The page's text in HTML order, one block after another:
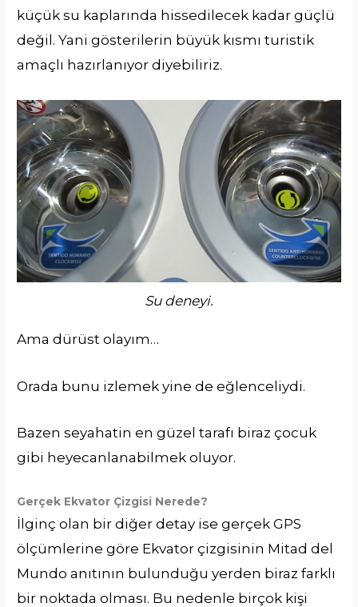
küçük su kaplarında hissedilecek kadar güçlü
değil. Yani gösterilerin büyük kısmı turistik
amaçlı hazırlanıyor diyebiliriz.
Su deneyi.
Ama dürüst olayım…
Orada bunu izlemek yine de eğlenceliydi.
Bazen seyahatin en güzel tarafı biraz çocuk
gibi heyecanlanabilmek oluyor.
Gerçek Ekvator Çizgisi Nerede?
İlginç olan bir diğer detay ise gerçek GPS
ölçümlerine göre Ekvator çizgisinin Mitad del
Mundo anıtının bulunduğu yerden biraz farklı
bir noktada olması. Bu nedenle birçok kişi